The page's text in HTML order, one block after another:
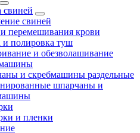
свиней
свиней
перемешивания крови
полировка туш
и обезволашивание
и скребмашины раздельные
шпарчаны и
и пленки